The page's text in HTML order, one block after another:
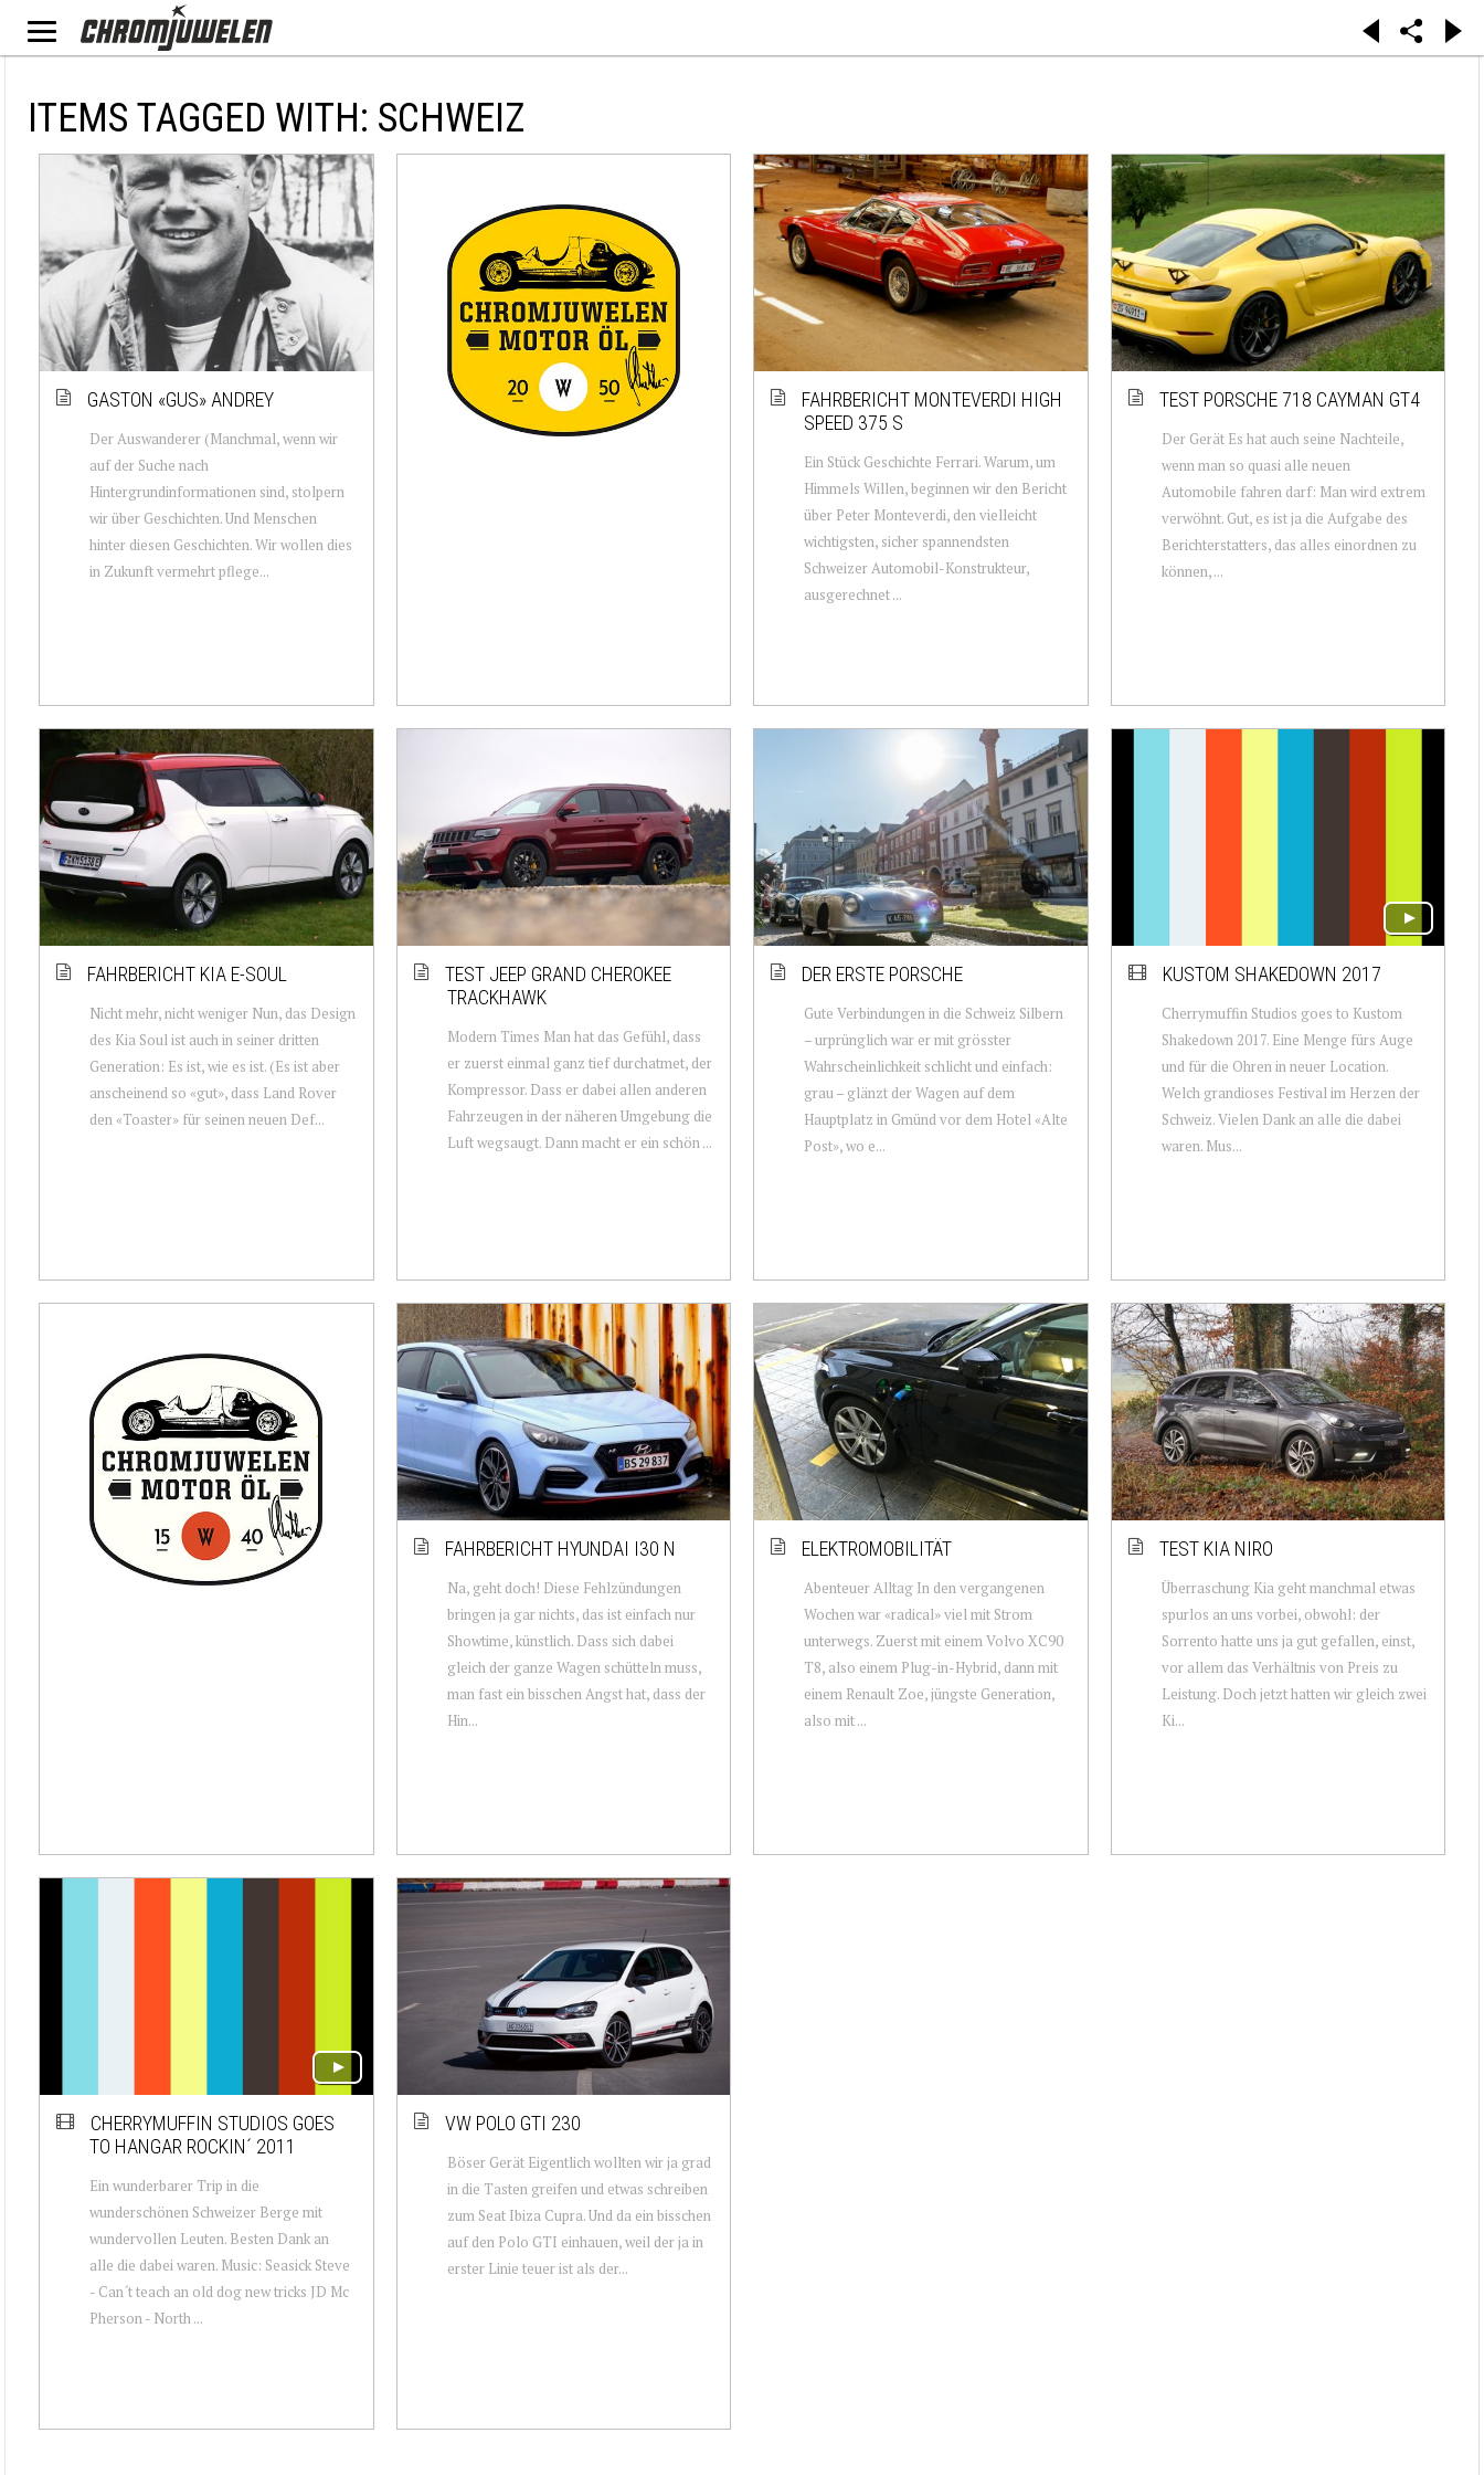
ITEMS TAGGED WITH: SCHWEIZ
GASTON «GUS» ANDREY
Der Auswanderer (Manchmal, wenn wir
auf der Suche nach
Hintergrundinformationen sind, stolpern
wir über Geschichten. Und Menschen
hinter diesen Geschichten. Wir wollen dies
in Zukunft vermehrt pflege...
FAHRBERICHT MONTEVERDI HIGH
SPEED 375 S
Ein Stück Geschichte Ferrari. Warum, um
Himmels Willen, beginnen wir den Bericht
über Peter Monteverdi, den vielleicht
wichtigsten, sicher spannendsten
Schweizer Automobil-Konstrukteur,
ausgerechnet ...
TEST PORSCHE 718 CAYMAN GT4
Der Gerät Es hat auch seine Nachteile,
wenn man so quasi alle neuen
Automobile fahren darf: Man wird extrem
verwöhnt. Gut, es ist ja die Aufgabe des
Berichterstatters, das alles einordnen zu
können, ...
FAHRBERICHT KIA E-SOUL
Nicht mehr, nicht weniger Nun, das Design
des Kia Soul ist auch in seiner dritten
Generation: Es ist, wie es ist. (Es ist aber
anscheinend so «gut», dass Land Rover
den «Toaster» für seinen neuen Def...
TEST JEEP GRAND CHEROKEE
TRACKHAWK
Modern Times Man hat das Gefühl, dass
er zuerst einmal ganz tief durchatmet, der
Kompressor. Dass er dabei allen anderen
Fahrzeugen in der näheren Umgebung die
Luft wegsaugt. Dann macht er ein schön ...
DER ERSTE PORSCHE
Gute Verbindungen in die Schweiz Silbern
– urprünglich war er mit grösster
Wahrscheinlichkeit schlicht und einfach:
grau – glänzt der Wagen auf dem
Hauptplatz in Gmünd vor dem Hotel «Alte
Post», wo e...
KUSTOM SHAKEDOWN 2017
Cherrymuffin Studios goes to Kustom
Shakedown 2017. Eine Menge fürs Auge
und für die Ohren in neuer Location.
Welch grandioses Festival im Herzen der
Schweiz. Vielen Dank an alle die dabei
waren. Mus...
FAHRBERICHT HYUNDAI I30 N
Na, geht doch! Diese Fehlzündungen
bringen ja gar nichts, das ist einfach nur
Showtime, künstlich. Dass sich dabei
gleich der ganze Wagen schütteln muss,
man fast ein bisschen Angst hat, dass der
Hin...
ELEKTROMOBILITÄT
Abenteuer Alltag In den vergangenen
Wochen war «radical» viel mit Strom
unterwegs. Zuerst mit einem Volvo XC90
T8, also einem Plug-in-Hybrid, dann mit
einem Renault Zoe, jüngste Generation,
also mit ...
TEST KIA NIRO
Überraschung Kia geht manchmal etwas
spurlos an uns vorbei, obwohl: der
Sorrento hatte uns ja gut gefallen, einst,
vor allem das Verhältnis von Preis zu
Leistung. Doch jetzt hatten wir gleich zwei
Ki...
CHERRYMUFFIN STUDIOS GOES
TO HANGAR ROCKIN´ 2011
Ein wunderbarer Trip in die
wunderschönen Schweizer Berge mit
wundervollen Leuten. Besten Dank an
alle die dabei waren. Music: Seasick Steve
- Can´t teach an old dog new tricks JD Mc
Pherson - North ...
VW POLO GTI 230
Böser Gerät Eigentlich wollten wir ja grad
in die Tasten greifen und etwas schreiben
zum Seat Ibiza Cupra. Und da ein bisschen
auf den Polo GTI einhauen, weil der ja in
erster Linie teuer ist als der...